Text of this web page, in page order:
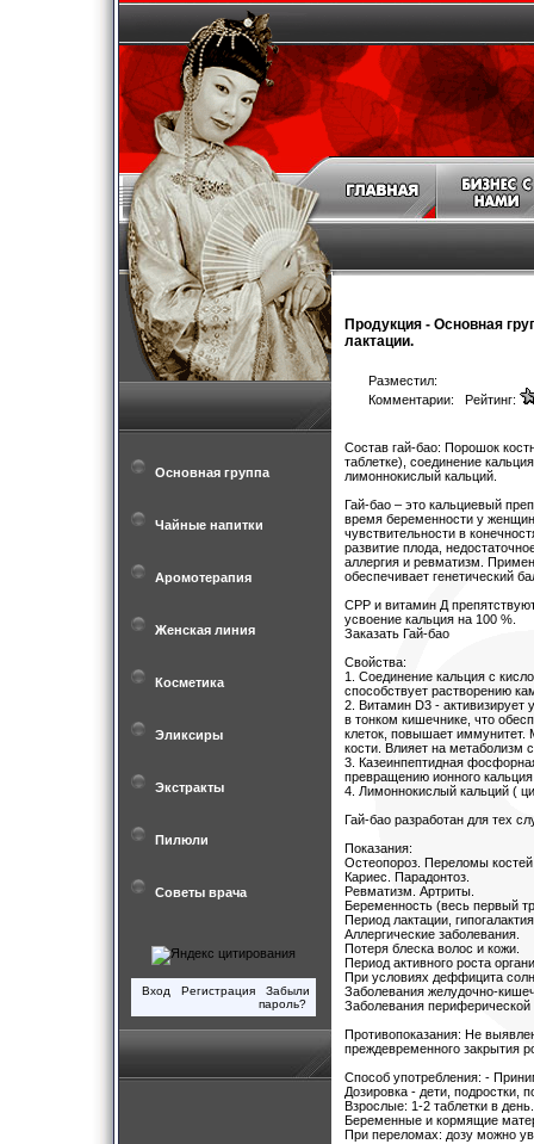
Основная группа
Чайные напитки
Аромотерапия
Женская линия
Косметика
Эликсиры
Экстракты
Пилюли
Советы врача
Вход Регистрация
Забыли
пароль?
Продукция - Основная
лактации.
Разместил:
Комментарии: Рейтинг:
Состав гай-бао: Порошок
таблетке), соединение
лимоннокислый кальций.
Гай-бао – это кальциевый
время беременности у
чувствительности в
развитие плода,
аллергия и ревматизм.
обеспечивает генетический
СРР и витамин Д
усвоение кальция на 100 %.
Заказать Гай-бао
Свойства:
1. Соединение кальция с
способствует растворению
2. Витамин D3 - активизирует
в тонком кишечнике, что
клеток, повышает иммунитет.
кости. Влияет на метаболизм
3. Казеинпептидная
превращению ионного
4. Лимоннокислый кальций (
Гай-бао разработан для тех
Показания:
Остеопороз. Переломы
Кариес. Парадонтоз.
Ревматизм. Артриты.
Беременность (весь первый
Период лактации,
Аллергические заболевания.
Потеря блеска волос и кожи.
Период активного роста
При условиях деффицита
Заболевания желудочно-
Заболевания
Противопоказания: Не
преждевременного закрытия
Способ употребления: -
Дозировка - дети, подростки,
Взрослые: 1-2 таблетки в день.
Беременные и кормящие
При переломах: дозу можно